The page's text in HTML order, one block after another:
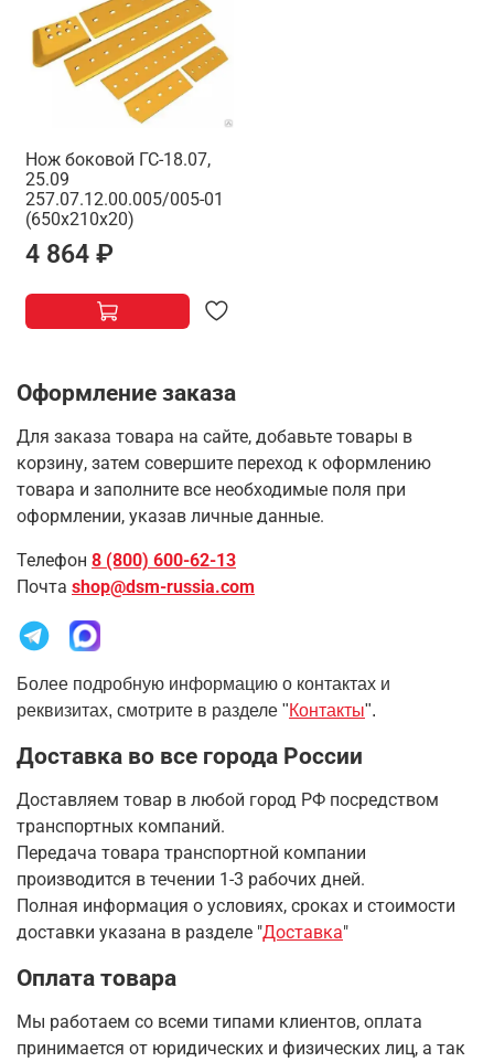
Нож боковой ГС-18.07,
25.09
257.07.12.00.005/005-01
(650х210х20)
4 864 ₽
Оформление заказа
Для заказа товара на сайте, добавьте товары в
корзину, затем совершите переход к оформлению
товара и заполните все необходимые поля при
оформлении, указав личные данные.
Телефон 8 (800) 600-62-13
Почта shop@dsm-russia.com
Более подробную информацию о контактах и
реквизитах, смотрите в разделе "Контакты".
Доставка во все города России
Доставляем товар в любой город РФ посредством
транспортных компаний.
Передача товара транспортной компании
производится в течении 1-3 рабочих дней.
Полная информация о условиях, сроках и стоимости
доставки указана в разделе "Доставка"
Оплата товара
Мы работаем со всеми типами клиентов, оплата
принимается от юридических и физических лиц, а так